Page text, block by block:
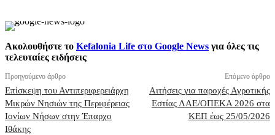
Ακολουθήστε το Kefalonia Life στο Google News για όλες τις
τελευταίες ειδήσεις
Προηγούμενο άρθρο
Επίσκεψη του Αντιπεριφερειάρχη
Μικρών Νησιών της Περιφέρειας
Ιονίων Νήσων στην Έπαρχο
Ιθάκης
Επόμενο άρθρο
Αιτήσεις για παροχές Αγροτικής
Εστίας ΛΑΕ/ΟΠΕΚΑ 2026 στα
ΚΕΠ έως 25/05/2026